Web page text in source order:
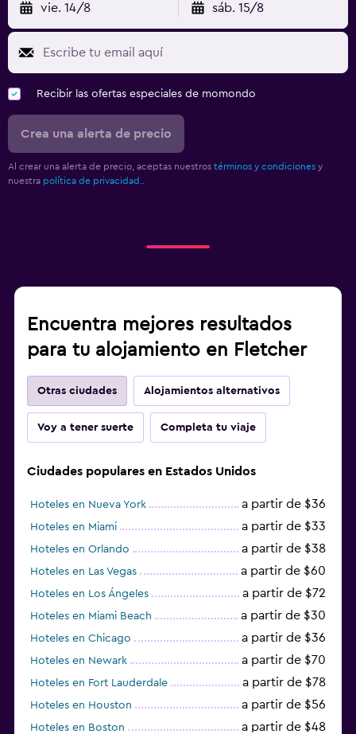
vie. 14/8 sáb. 15/8
Recibir las ofertas especiales de momondo
Crea una alerta de precio
Al crear una alerta de precio, aceptas nuestros términos y condiciones y
nuestra política de privacidad.
Encuentra mejores resultados
para tu alojamiento en Fletcher
Otras ciudades Alojamientos alternativos
Voy a tener suerte Completa tu viaje
Ciudades populares en Estados Unidos
Hoteles en Nueva York a partir de $36
Hoteles en Miami a partir de $33
Hoteles en Orlando a partir de $38
Hoteles en Las Vegas a partir de $60
Hoteles en Los Ángeles a partir de $72
Hoteles en Miami Beach a partir de $30
Hoteles en Chicago a partir de $36
Hoteles en Newark a partir de $70
Hoteles en Fort Lauderdale a partir de $78
Hoteles en Houston a partir de $56
Hoteles en Boston a partir de $48